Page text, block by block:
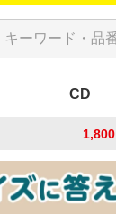
CD